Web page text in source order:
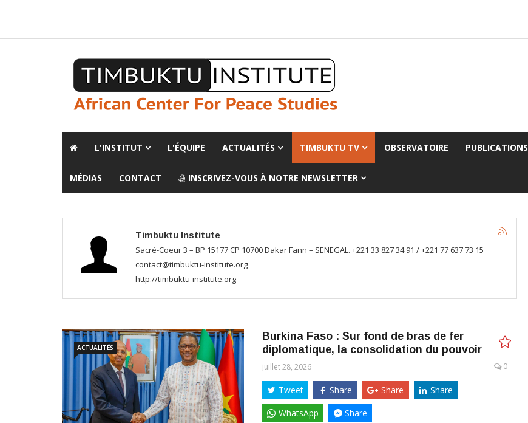
L'INSTITUT L'ÉQUIPE ACTUALITÉS TIMBUKTU TV OBSERVATOIRE PUBLICATIONS
MÉDIAS CONTACT INSCRIVEZ-VOUS À NOTRE NEWSLETTER
Timbuktu Institute
Sacré-Coeur 3 – BP 15177 CP 10700 Dakar Fann – SENEGAL. +221 33 827 34 91 / +221 77 637 73 15
contact@timbuktu-institute.org
http://timbuktu-institute.org
ACTUALITÉS
Burkina Faso : Sur fond de bras de fer
diplomatique, la consolidation du pouvoir
juillet 28, 2026 0
Tweet Share Share
Share
WhatsApp
Share